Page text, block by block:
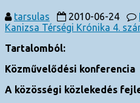
tarsulas 2010-06-24
Kanizsa Térségi Krónika 4.
Tartalomból:
Közművelődési konferencia
A közösségi közlekedés